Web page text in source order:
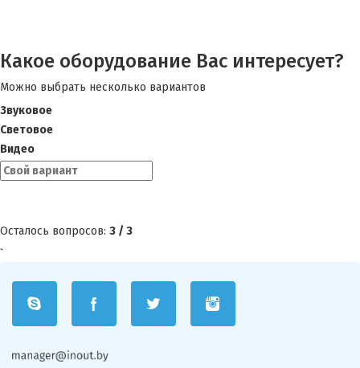
Какое оборудование Вас интересует?
Можно выбрать несколько вариантов
Звуковое
Световое
Видео
Осталось вопросов: 3 / 3
площадь
помещения
выбрать
Ваше
имя
номер
ответ
специалисты
`